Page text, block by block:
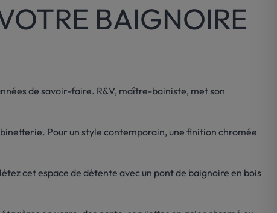
BAIGNOIRE
de savoir-faire. R&V, maître-bainiste, met son
Pour un style contemporain, une finition chromée
cet espace de détente avec un pont de baignoire en bois